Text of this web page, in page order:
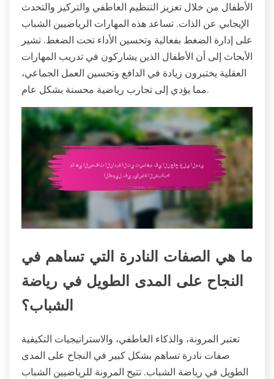
الأطفال من خلال تعزيز التنظيم العاطفي والتركيز والتحدث
الإيجابي عن الذات. تساعد هذه المهارات الرياضيين الشباب
على إدارة الضغط بفعالية وتحسين الأداء تحت الضغط. تشير
الأبحاث إلى أن الأطفال الذين يشاركون في تدريب المهارات
العقلية يختبرون زيادة في الدافع وتحسين العمل الجماعي،
مما يؤدي إلى تجارب رياضية محسنة بشكل عام.
ما هي الصفات النادرة التي تساهم في
النجاح على المدى الطويل في رياضة
الشباب؟
تعتبر المرونة، والذكاء العاطفي، والاستراتيجيات التكيفية
صفات نادرة تساهم بشكل كبير في النجاح على المدى
الطويل في رياضة الشباب. تتيح المرونة للرياضيين الشباب